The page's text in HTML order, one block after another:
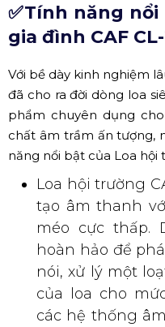
✅Tính năng
gia đình CAF CL-
Với bề dày kinh nghiệm
đã cho ra đời dòng loa
phẩm chuyên dụng
chất âm trầm ấn tượng,
năng nổi bật của Loa hội
Loa hội trường
tạo âm thanh
méo cực thấp.
hoàn hảo để
nói, xử lý một
của loa cho
các hệ thống